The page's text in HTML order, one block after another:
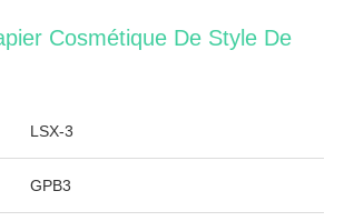
Cosmétique De Style De
LSX-3
GPB3